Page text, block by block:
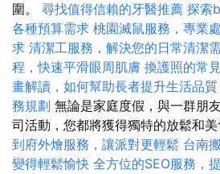
圍。 尋找值得信賴的牙醫推薦 探索
各種預算需求 桃園滅鼠服務，專業
求 清潔工服務，解決您的日常清潔
程，快速平滑眼周肌膚 換護照的常
畫解讀，如何幫助長者提升生活品質
務規劃 無論是家庭度假，與一群朋
司活動，您都將獲得獨特的放鬆和美
到府外燴服務，讓派對更輕鬆 台南
變得輕鬆愉快 全方位的SEO服務，